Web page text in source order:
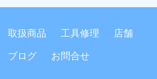
取扱商品 工具修理
店舗
ブログ お問合せ